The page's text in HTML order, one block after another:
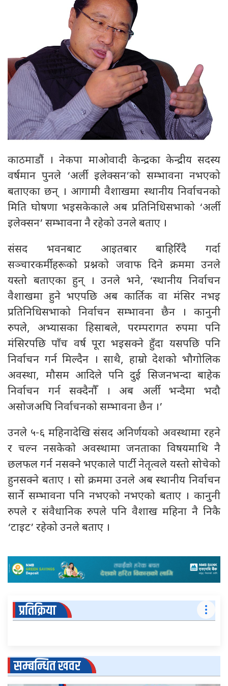
काठमाडौं । नेकपा माओवादी केन्द्रका केन्द्रीय सदस्य
वर्षमान पुनले ‘अर्ली इलेक्सन’को सम्भावना नभएको
बताएका छन् । आगामी वैशाखमा स्थानीय निर्वाचनको
मिति घोषणा भइसकेकाले अब प्रतिनिधिसभाको ‘अर्ली
इलेक्सन’ सम्भावना नै रहेको उनले बताए ।
संसद भवनबाट आइतबार बाहिरिँदै गर्दा
सञ्चारकर्मीहरूको प्रश्नको जवाफ दिने क्रममा उनले
यस्तो बताएका हुन् । उनले भने, ‘स्थानीय निर्वाचन
वैशाखमा हुने भएपछि अब कार्तिक वा मंसिर नभइ
प्रतिनिधिसभाको निर्वाचन सम्भावना छैन । कानुनी
रुपले, अभ्यासका हिसाबले, परम्परागत रुपमा पनि
मंसिरपछि पाँच वर्ष पूरा भइसक्ने हुँदा यसपछि पनि
निर्वाचन गर्न मिल्दैन । साथै, हाम्रो देशको भौगोलिक
अवस्था, मौसम आदिले पनि दुई सिजनभन्दा बाहेक
निर्वाचन गर्न सक्दैनौँ । अब अर्ली भन्दैमा भदौ
असोजअघि निर्वाचनको सम्भावना छैन ।’
उनले ५-६ महिनादेखि संसद अनिर्णयको अवस्थामा रहने
र चल्न नसकेकाे अवस्थामा जनताका विषयमाथि नै
छलफल गर्न नसक्ने भएकाले पार्टी नेतृत्वले यस्तो सोचेको
हुनसक्ने बताए । सो क्रममा उनले अब स्थानीय निर्वाचन
सार्ने सम्भावना पनि नभएको नभएको बताए । कानुनी
रुपले र संवैधानिक रुपले पनि वैशाख महिना नै निकै
‘टाइट’ रहेको उनले बताए ।
प्रतिक्रिया
सम्बन्धित खवर